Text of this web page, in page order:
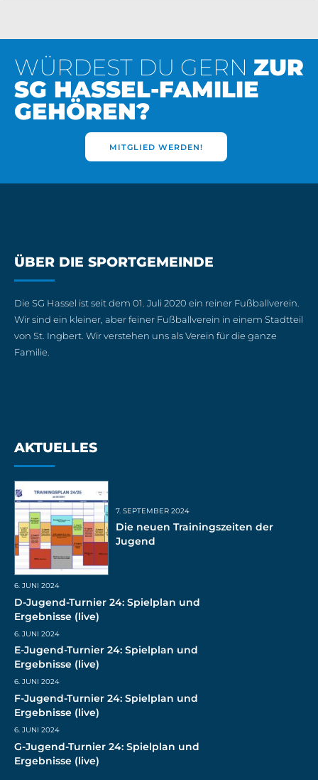
WÜRDEST DU GERN ZUR
SG HASSEL-FAMILIE
GEHÖREN?
MITGLIED WERDEN!
ÜBER DIE SPORTGEMEINDE
Die SG Hassel ist seit dem 01. Juli 2020 ein reiner Fußballverein.
Wir sind ein kleiner, aber feiner Fußballverein in einem Stadtteil
von St. Ingbert. Wir verstehen uns als Verein für die ganze
Familie.
AKTUELLES
7. SEPTEMBER 2024
Die neuen Trainingszeiten der
Jugend
6. JUNI 2024
D-Jugend-Turnier 24: Spielplan und
Ergebnisse (live)
6. JUNI 2024
E-Jugend-Turnier 24: Spielplan und
Ergebnisse (live)
6. JUNI 2024
F-Jugend-Turnier 24: Spielplan und
Ergebnisse (live)
6. JUNI 2024
G-Jugend-Turnier 24: Spielplan und
Ergebnisse (live)